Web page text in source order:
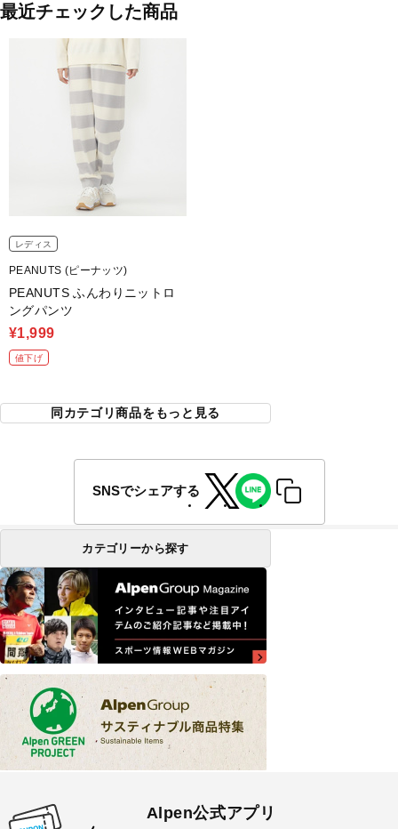
最近チェックした商品
レディス
PEANUTS (ピーナッツ)
PEANUTS ふんわりニットロ
ングパンツ
¥1,999
値下げ
同カテゴリ商品をもっと見る
SNSでシェアする
カテゴリーから探す
Alpen公式アプリ